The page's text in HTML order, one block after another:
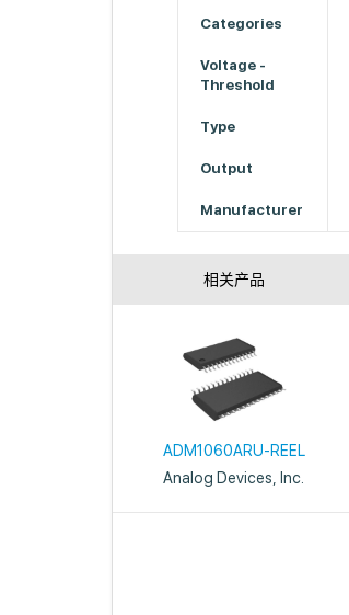
Categories
Voltage -
Threshold
Type
Output
Manufacturer
相关产品
ADM1060ARU-REEL
Analog Devices, Inc.